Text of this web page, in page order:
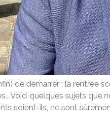
de démarrer ; la rentrée
Voici quelques sujets que
soient-ils, ne sont